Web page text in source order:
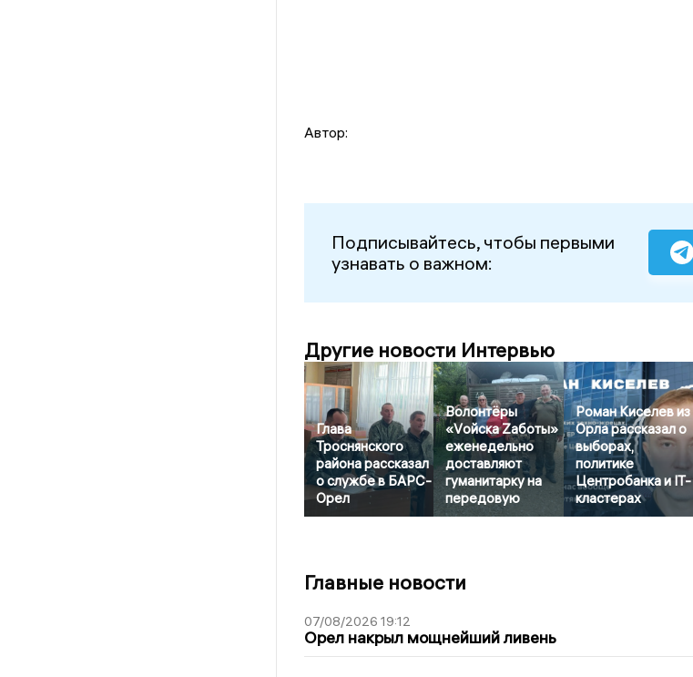
Автор:
Подписывайтесь, чтобы первыми
узнавать о важном:
Другие новости Интервью
Глава
Троснянского
района рассказал
о службе в БАРС-
Орел
Волонтёры
«Vойска Zаботы»
еженедельно
доставляют
гуманитарку на
передовую
Роман Киселев из
Орла рассказал о
выборах,
политике
Центробанка и IT-
кластерах
Главные новости
07/08/2026 19:12
Орел накрыл мощнейший ливень